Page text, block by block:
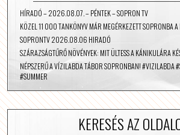
HÍRADÓ – 2026.08.07. – PÉNTEK – SOPRON TV
KÖZEL 11 000 TANKÖNYV MÁR MEGÉRKEZETT SOPRONBA A
SOPRONTV 2026.08.06 HIRADÓ
SZÁRAZSÁGTŰRŐ NÖVÉNYEK: MIT ÜLTESS A KÁNIKULÁRA
NÉPSZERŰ A VÍZILABDA TÁBOR SOPRONBAN! #VIZILABDA
#SUMMER
KERESÉS AZ